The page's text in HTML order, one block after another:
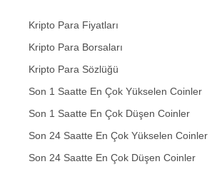
Kripto Para Fiyatları
Kripto Para Borsaları
Kripto Para Sözlüğü
Son 1 Saatte En Çok Yükselen Coinler
Son 1 Saatte En Çok Düşen Coinler
Son 24 Saatte En Çok Yükselen Coinler
Son 24 Saatte En Çok Düşen Coinler